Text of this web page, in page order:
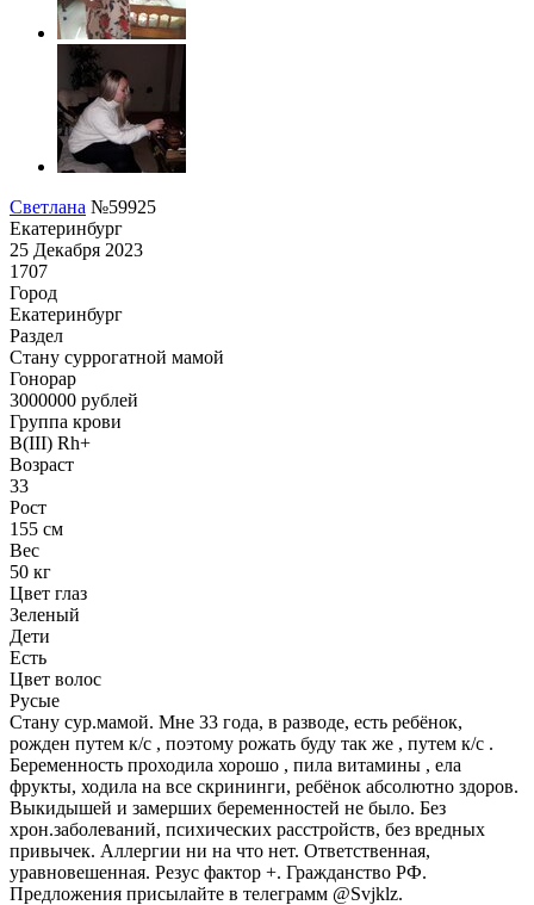
Светлана №59925
Екатеринбург
25 Декабря 2023
1707
Город
Екатеринбург
Раздел
Cтану суррогатной мамой
Гонoрар
3000000 рублей
Группа крови
B(III) Rh+
Возраст
33
Рост
155 см
Вес
50 кг
Цвет глаз
Зеленый
Дети
Есть
Цвет волос
Русые
Стану сур.мамой. Мне 33 года, в разводе, есть ребёнок,
рожден путем к/с , поэтому рожать буду так же , путем к/с .
Беременность проходила хорошо , пила витамины , ела
фрукты, ходила на все скрининги, ребёнок абсолютно здоров.
Выкидышей и замерших беременностей не было. Без
хрон.заболеваний, психических расстройств, без вредных
привычек. Аллергии ни на что нет. Ответственная,
уравновешенная. Резус фактор +. Гражданство РФ.
Предложения присылайте в телеграмм @Svjklz.